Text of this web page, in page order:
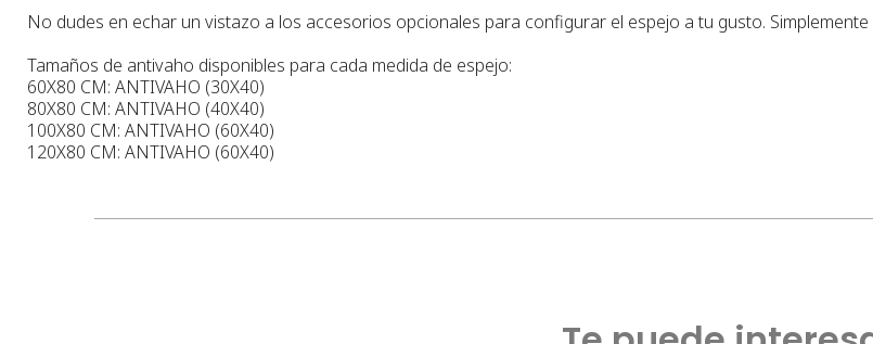
No dudes en echar un vistazo a los accesorios opcionales para configurar el espejo a tu gusto.
Tamaños de antivaho disponibles para cada medida de espejo:
60X80 CM: ANTIVAHO (30X40)
80X80 CM: ANTIVAHO (40X40)
100X80 CM: ANTIVAHO (60X40)
120X80 CM: ANTIVAHO (60X40)